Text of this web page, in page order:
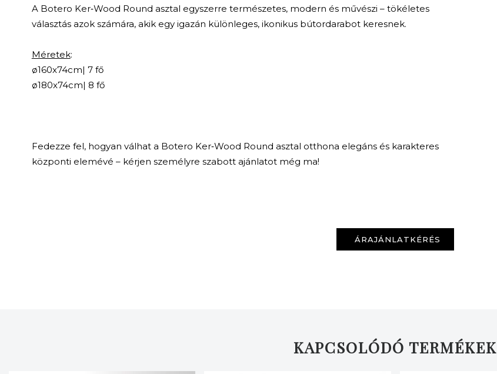
A Botero Ker‑Wood Round asztal egyszerre természetes, modern és művészi – tökéletes
választás azok számára, akik egy igazán különleges, ikonikus bútordarabot keresnek.
Méretek:
ø160x74cm| 7 fő
ø180x74cm| 8 fő
Fedezze fel, hogyan válhat a Botero Ker‑Wood Round asztal otthona elegáns és karakteres
központi elemévé – kérjen személyre szabott ajánlatot még ma!
ÁRAJÁNLATKÉRÉS
KAPCSOLÓDÓ TERMÉKEK
KERESÉS